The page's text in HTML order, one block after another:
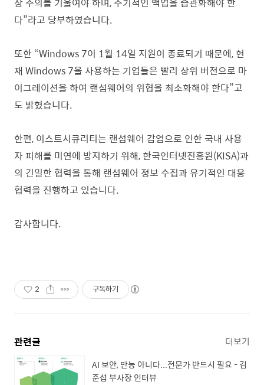
다”라고 당부하였습니다.
또한 “Windows 7이 1월 14일 지원이 종료되기 때문에, 현
재 Windows 7을 사용하는 기업들은 빨리 상위 버전으로 마
이그레이션을 하여 랜섬웨어의 위협을 최소화해야 한다”고
도 밝혔습니다.
한편, 이스트시큐리티는 랜섬웨어 감염으로 인한 국내 사용
자 피해를 미연에 방지하기 위해, 한국인터넷진흥원(KISA)과
의 긴밀한 협력을 통해 랜섬웨어 정보 수집과 유기적인 대응
협력을 진행하고 있습니다.
감사합니다.
2 구독하기
관련글 더보기
AI 보안, 만능 아니다...전문가 반드시 필요 - 김
준섭 부사장 인터뷰